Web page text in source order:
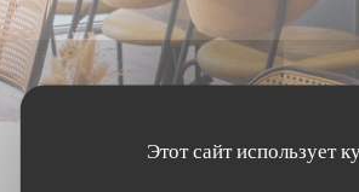
Этот сайт использует